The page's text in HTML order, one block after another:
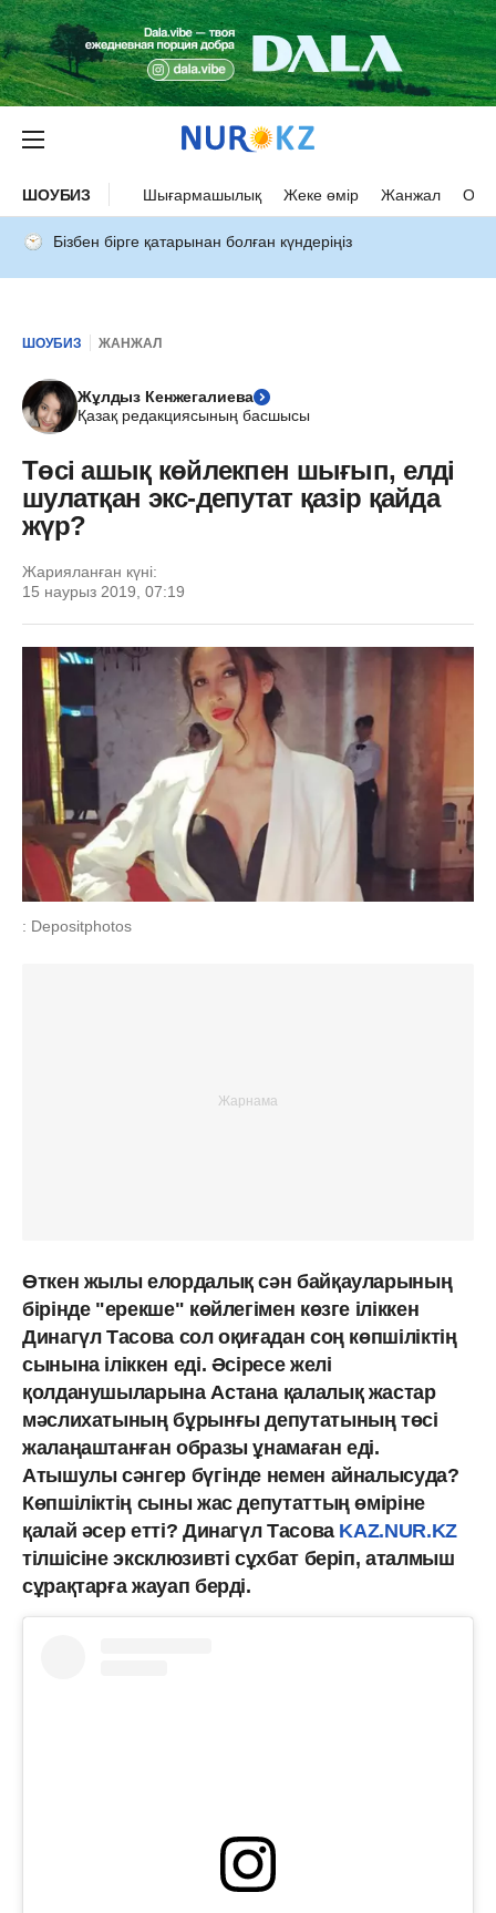
ШОУБИЗ Шығармашылық Жеке өмір Жанжал
Бізбен бірге қатарынан болған күндеріңіз
ШОУБИЗ ЖАНЖАЛ
Жұлдыз Кенжегалиева
Қазақ редакциясының басшысы
Төсі ашық көйлекпен шығып, елді
шулатқан экс-депутат қазір қайда
жүр?
Жарияланған күні:
15 наурыз 2019, 07:19
: Depositphotos
Өткен жылы елордалық сән байқауларының
бірінде "ерекше" көйлегімен көзге іліккен
Динагүл Тасова сол оқиғадан соң көпшіліктің
сынына іліккен еді. Әсіресе желі
қолданушыларына Астана қалалық жастар
мәслихатының бұрынғы депутатының төсі
жалаңаштанған образы ұнамаған еді.
Атышулы сәнгер бүгінде немен айналысуда?
Көпшіліктің сыны жас депутаттың өміріне
қалай әсер етті? Динагүл Тасова KAZ.NUR.KZ
тілшісіне эксклюзивті сұхбат беріп, аталмыш
сұрақтарға жауап берді.